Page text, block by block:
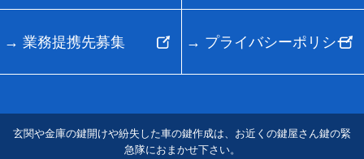
業務提携先募集 プライバシーポリシー
玄関や金庫の鍵開けや紛失した車の鍵作成は、お近くの鍵屋さん鍵の緊
急隊におまかせ下さい。